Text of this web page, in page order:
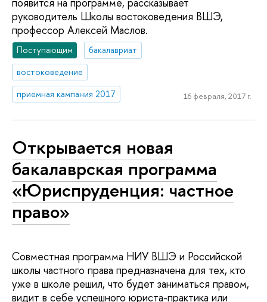
руководитель Школы востоковедения ВШЭ,
профессор Алексей Маслов.
Поступающим
бакалавриат
востоковедение
приемная кампания 2017
16 февраля, 2017 г.
Открывается новая
бакалаврская программа
«Юриспруденция: частное
право»
Совместная программа НИУ ВШЭ и Российской
школы частного права предназначена для тех, кто
уже в школе решил, что будет заниматься правом,
видит в себе успешного юриста-практика или